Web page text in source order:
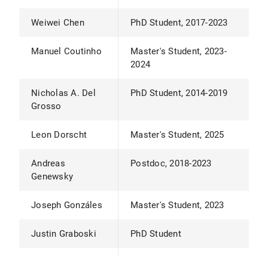
Weiwei Chen PhD Student, 2017-2023
Manuel Coutinho
Master's Student, 2023-
2024
Nicholas A. Del
Grosso
PhD Student, 2014-2019
Leon Dorscht Master's Student, 2025
Andreas
Genewsky
Postdoc, 2018-2023
Joseph Gonzáles Master's Student, 2023
Justin Graboski PhD Student